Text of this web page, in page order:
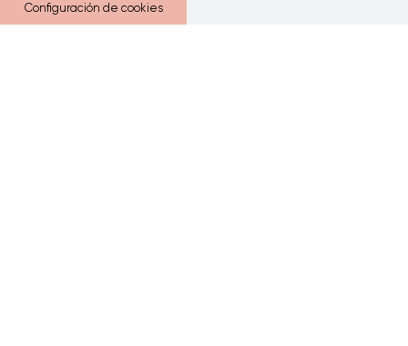
Configuración de cookies